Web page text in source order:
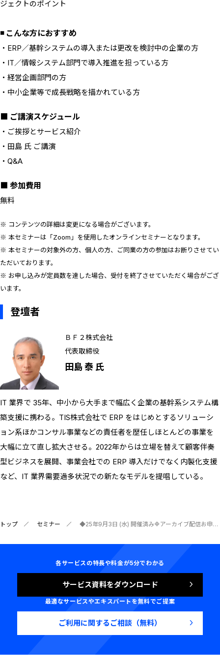
ジェクトのポイント
◾️ こんな方におすすめ
・ERP／基幹システムの導入または更改を検討中の企業の方
・IT／情報システム部門で導入推進を担っている方
・経営企画部門の方
・中小企業等で成長戦略を描かれている方
■ ご講演スケジュール
・ご挨拶とサービス紹介
・田島 氏 ご講演
・Q&A
■ 参加費用
無料
※ コンテンツの詳細は変更になる場合がございます。
※ 本セミナーは「Zoom」を使用したオンラインセミナーとなります。
※ 本セミナーの対象外の方、個人の方、ご同業の方の参加はお断りさせてい
ただいております。
※ お申し込みが定員数を達した場合、受付を終了させていただく場合がござ
います。
登壇者
ＢＦ２株式会社
代表取締役
田島 泰 氏
IT 業界で 35年、中小から大手まで幅広く企業の基幹系システム構
築支援に携わる。TIS株式会社で ERP をはじめとするソリューシ
ョン系ほかコンサル事業などの責任者を歴任しほとんどの事業を
大幅に立て直し拡大させる。2022年からは立場を替えて顧客伴奏
型ビジネスを展開、事業会社での ERP 導入だけでなく内製化支援
など、IT 業界需要過多状況での新たなモデルを提唱している。
トップ セミナー ◆25年9月3日 (水) 開催済み🔷アーカイブ配信お申込ボタンあり🔷元 TIS株式会社 執行役員が語る「成功できる ERP 導入」〜ERPって何のために導入する？よくある落とし穴と成功の条件〜
各サービスの特長や料金が5分でわかる
サービス資料をダウンロード
最適なサービスやエキスパートを無料でご提案
ご利用に関するご相談（無料）